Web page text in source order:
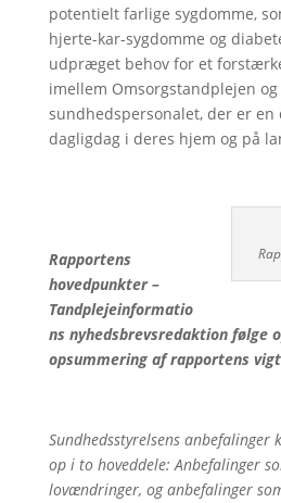
potentielt farlige sygdomme,
hjerte-kar-sygdomme og
udpræget behov for et
imellem Omsorgstandplejen og
sundhedspersonalet, der er
dagligdag i deres hjem og på
Rapportens
hovedpunkter –
Tandplejeinformatio
ns nyhedsbrevsredaktion følge
opsummering af rapportens
Sundhedsstyrelsens anbefalinger
op i to hoveddele: Anbefalinger
lovændringer, og anbefalinger